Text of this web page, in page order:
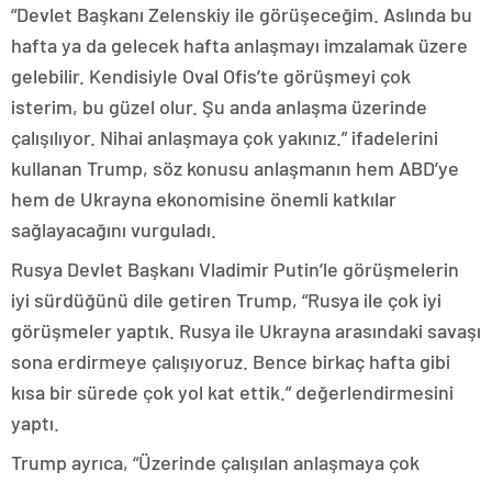
“Devlet Başkanı Zelenskiy ile görüşeceğim. Aslında bu
hafta ya da gelecek hafta anlaşmayı imzalamak üzere
gelebilir. Kendisiyle Oval Ofis’te görüşmeyi çok
isterim, bu güzel olur. Şu anda anlaşma üzerinde
çalışılıyor. Nihai anlaşmaya çok yakınız.” ifadelerini
kullanan Trump, söz konusu anlaşmanın hem ABD’ye
hem de Ukrayna ekonomisine önemli katkılar
sağlayacağını vurguladı.
Rusya Devlet Başkanı Vladimir Putin’le görüşmelerin
iyi sürdüğünü dile getiren Trump, “Rusya ile çok iyi
görüşmeler yaptık. Rusya ile Ukrayna arasındaki savaşı
sona erdirmeye çalışıyoruz. Bence birkaç hafta gibi
kısa bir sürede çok yol kat ettik.” değerlendirmesini
yaptı.
Trump ayrıca, “Üzerinde çalışılan anlaşmaya çok